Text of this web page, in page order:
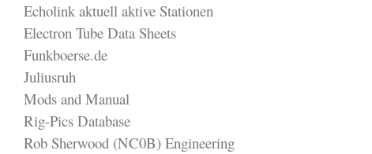
Echolink aktuell aktive Stationen
Electron Tube Data Sheets
Funkboerse.de
Juliusruh
Mods and Manual
Rig-Pics Database
Rob Sherwood (NC0B) Engineering